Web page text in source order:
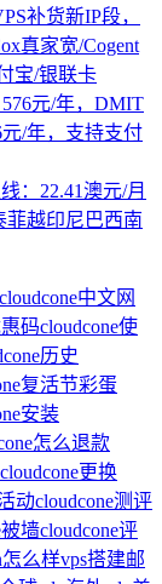
补货新IP段，
真家宽/Cogent
宝/银联卡
元/年，DMIT
/年，支持支付
：22.41澳元/月
菲越印尼巴西南
cloudcone中文网
码cloudcone使
历史
复活节彩蛋
安装
怎么退款
cloudcone更换
动cloudcone测评
被墙cloudcone评
怎么样vps搭建邮